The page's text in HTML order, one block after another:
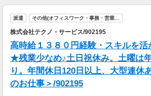
派遣 その他(オフィスワーク・事務・営業…
株式会社テクノ・サービス/902195
高時給１３８０円経験・スキルを
★残業少なめ♪土日祝休み。土曜は
り。年間休日120日以上、大型連休
のお仕事＞/902195